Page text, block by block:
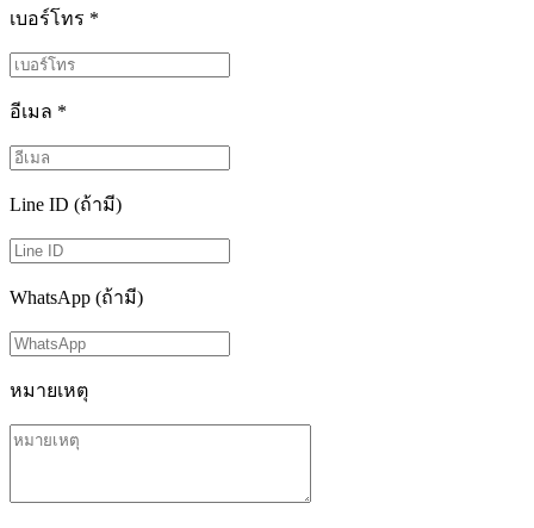
เบอร์โทร *
อีเมล *
Line ID (ถ้ามี)
WhatsApp (ถ้ามี)
หมายเหตุ